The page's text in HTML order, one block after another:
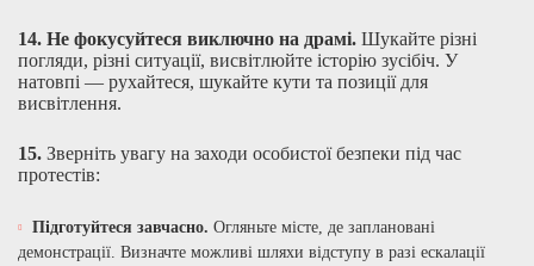
14. Не фокусуйтеся виключно на драмі. Шукайте різні
погляди, різні ситуації, висвітлюйте історію зусібіч. У
натовпі — рухайтеся, шукайте кути та позиції для
висвітлення.
15. Зверніть увагу на заходи особистої безпеки під час
протестів:
Підготуйтеся завчасно. Огляньте місте, де заплановані
демонстрації. Визначте можливі шляхи відступу в разі ескалації